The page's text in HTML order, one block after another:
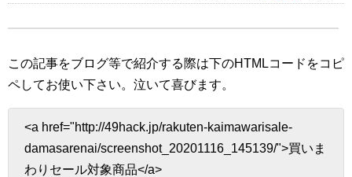
この記事をブログ等で紹介する際は下のHTMLコードをコピ
ペしてお使い下さい。 泣いて喜びます。
<a href="http://49hack.jp/rakuten-kaimawarisale-
damasarenai/screenshot_20201116_145139/">買いま
わりセール対象商品</a>